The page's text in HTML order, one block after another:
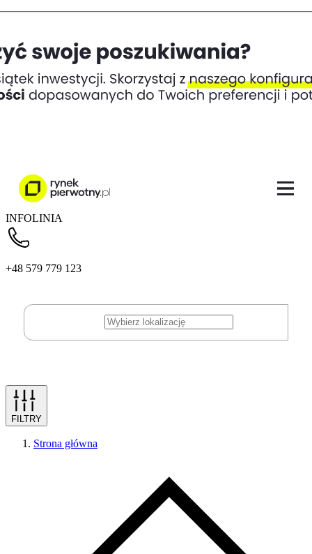
INFOLINIA
+48 579 779 123
FILTRY
Strona główna